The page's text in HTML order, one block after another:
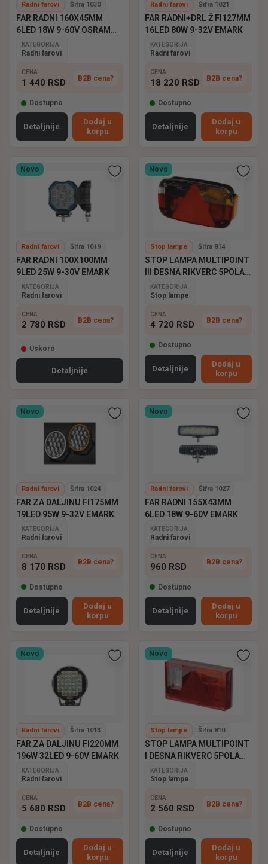
Radni farovi Šifra 1030
FAR RADNI 160X45MM
6LED 18W 9-60V OSRAM
EMARK
KATEGORIJA
Radni farovi
CENA
1 440 RSD B2B cena?
Dostupno
Detaljnije
Dodaj u
korpu
Radni farovi Šifra 1021
FAR RADNI+DRL Ž FI127MM
16LED 80W 9-32V EMARK
KATEGORIJA
Radni farovi
CENA
18 220 RSD B2B cena?
Dostupno
Detaljnije
Dodaj u
korpu
Novo
Radni farovi Šifra 1019
FAR RADNI 100X100MM
9LED 25W 9-30V EMARK
KATEGORIJA
Radni farovi
CENA
2 780 RSD B2B cena?
Uskoro
Detaljnije
Novo
Stop lampe Šifra 814
STOP LAMPA MULTIPOINT
III DESNA RIKVERC 5POLA
ASPOCK
KATEGORIJA
Stop lampe
CENA
4 720 RSD B2B cena?
Dostupno
Detaljnije
Dodaj u
korpu
Novo
Radni farovi Šifra 1024
FAR ZA DALJINU FI175MM
19LED 95W 9-32V EMARK
KATEGORIJA
Radni farovi
CENA
8 170 RSD B2B cena?
Dostupno
Detaljnije
Dodaj u
korpu
Novo
Radni farovi Šifra 1027
FAR RADNI 155X43MM
6LED 18W 9-60V EMARK
KATEGORIJA
Radni farovi
CENA
960 RSD B2B cena?
Dostupno
Detaljnije
Dodaj u
korpu
Novo
Radni farovi Šifra 1013
FAR ZA DALJINU FI220MM
196W 32LED 9-60V EMARK
KATEGORIJA
Radni farovi
CENA
5 680 RSD B2B cena?
Dostupno
Detaljnije
Dodaj u
korpu
Novo
Stop lampe Šifra 810
STOP LAMPA MULTIPOINT
I DESNA RIKVERC 5POLA
ASPOCK
KATEGORIJA
Stop lampe
CENA
2 560 RSD B2B cena?
Dostupno
Detaljnije
Dodaj u
korpu